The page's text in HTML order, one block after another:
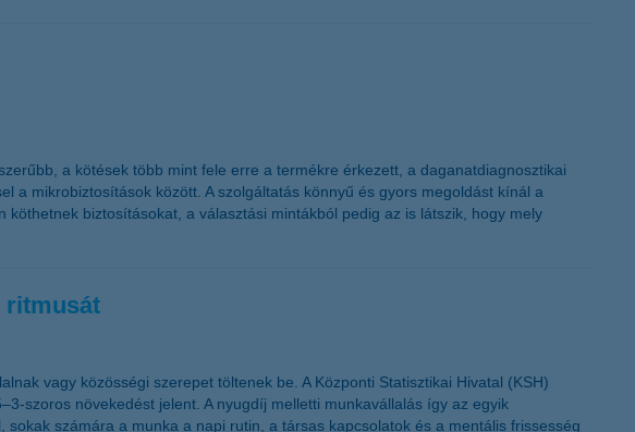
a kötések több mint fele erre a termékre érkezett, a daganatdiagnosztikai
a mikrobiztosítások között. A szolgáltatás könnyű és gyors megoldást kínál a
biztosításokat, a választási mintákból pedig az is látszik, hogy mely
ritmusát
vagy közösségi szerepet töltenek be. A Központi Statisztikai Hivatal (KSH)
szoros növekedést jelent. A nyugdíj melletti munkavállalás így az egyik
számára a munka a napi rutin, a társas kapcsolatok és a mentális frissesség